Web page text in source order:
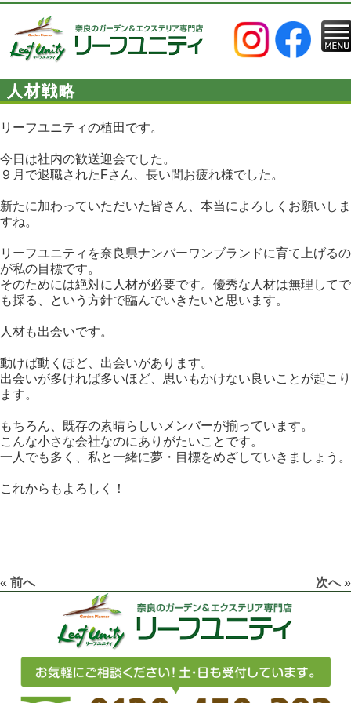
人材戦略
リーフユニティの植田です。
今日は社内の歓送迎会でした。
９月で退職されたFさん、長い間お疲れ様でした。
新たに加わっていただいた皆さん、本当によろしくお願いしま
すね。
リーフユニティを奈良県ナンバーワンブランドに育て上げるの
が私の目標です。
そのためには絶対に人材が必要です。優秀な人材は無理してで
も採る、という方針で臨んでいきたいと思います。
人材も出会いです。
動けば動くほど、出会いがあります。
出会いが多ければ多いほど、思いもかけない良いことが起こり
ます。
もちろん、既存の素晴らしいメンバーが揃っています。
こんな小さな会社なのにありがたいことです。
一人でも多く、私と一緒に夢・目標をめざしていきましょう。
これからもよろしく！
« 前へ 次へ»